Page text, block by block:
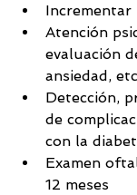
Incrementar
Atención
evaluación
ansiedad,
Detección,
de
con la
Examen
12 meses